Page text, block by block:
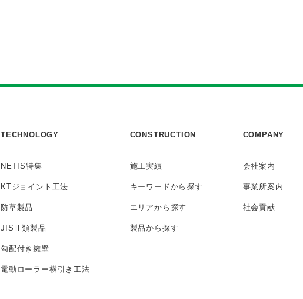
TECHNOLOGY
NETIS特集
KTジョイント工法
防草製品
JISⅡ類製品
勾配付き擁壁
電動ローラー横引き工法
CONSTRUCTION
施工実績
キーワードから探す
エリアから探す
製品から探す
COMPANY
会社案内
事業所案内
社会貢献